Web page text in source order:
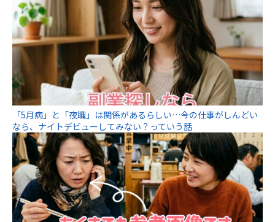
「5月病」と「夜職」は関係があるらしい…今の仕事がしんどい
なら、ナイトデビューしてみない？っていう話